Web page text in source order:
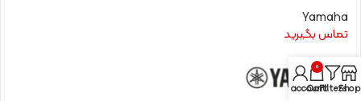
Yamaha
تماس بگیرید
Shop
Filters
0
Cart
My account